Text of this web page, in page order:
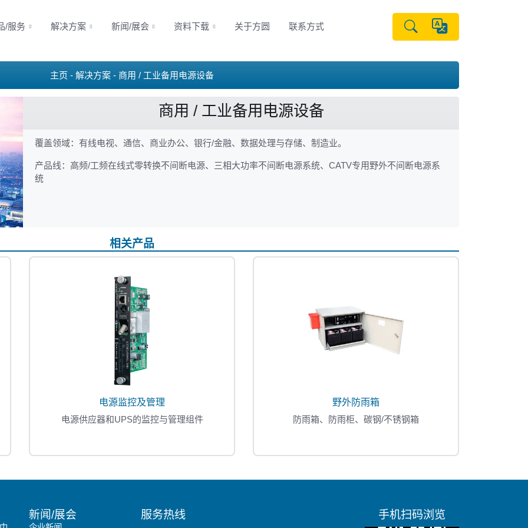
/服务 解决方案 新闻/展会 资料下载 关于方圆 联系方式
主页 解决方案 商用 / 工业备用电源设备
商用 / 工业备用电源设备
覆盖领域：有线电视、通信、商业办公、银行/金融、数据处理与存储、制造业。
产品线：高频/工频在线式零转换不间断电源、三相大功率不间断电源系统、CATV专用野外不间断电源系
统
相关产品
电源监控及管理
电源供应器和UPS的监控与管理组件
野外防雨箱
防雨箱、防雨柜、碳钢/不锈钢箱
新闻/展会 服务热线 手机扫码浏览